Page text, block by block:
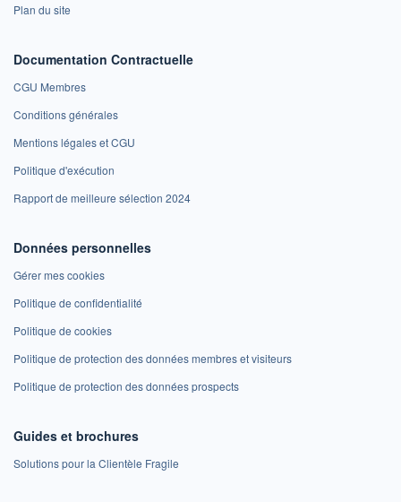
Plan du site
Documentation Contractuelle
CGU Membres
Conditions générales
Mentions légales et CGU
Politique d'exécution
Rapport de meilleure sélection 2024
Données personnelles
Gérer mes cookies
Politique de confidentialité
Politique de cookies
Politique de protection des données membres et visiteurs
Politique de protection des données prospects
Guides et brochures
Solutions pour la Clientèle Fragile